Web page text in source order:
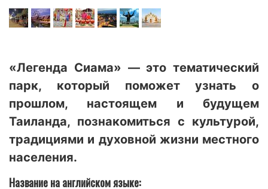
«Легенда Сиама» — это тематический
парк, который поможет узнать о
прошлом, настоящем и будущем
Таиланда, познакомиться с культурой,
традициями и духовной жизни местного
населения.
Название на английском языке: